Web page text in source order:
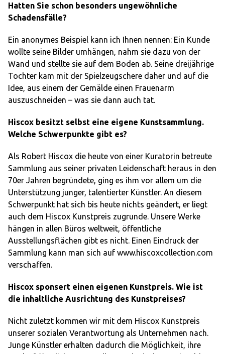
Hatten Sie schon besonders ungewöhnliche
Schadensfälle?
Ein anonymes Beispiel kann ich Ihnen nennen: Ein Kunde
wollte seine Bilder umhängen, nahm sie dazu von der
Wand und stellte sie auf dem Boden ab. Seine dreijährige
Tochter kam mit der Spielzeugschere daher und auf die
Idee, aus einem der Gemälde einen Frauenarm
auszuschneiden – was sie dann auch tat.
Hiscox besitzt selbst eine eigene Kunstsammlung.
Welche Schwerpunkte gibt es?
Als Robert Hiscox die heute von einer Kuratorin betreute
Sammlung aus seiner privaten Leidenschaft heraus in den
70er Jahren begründete, ging es ihm vor allem um die
Unterstützung junger, talentierter Künstler. An diesem
Schwerpunkt hat sich bis heute nichts geändert, er liegt
auch dem Hiscox Kunstpreis zugrunde. Unsere Werke
hängen in allen Büros weltweit, öffentliche
Ausstellungsflächen gibt es nicht. Einen Eindruck der
Sammlung kann man sich auf www.hiscoxcollection.com
verschaffen.
Hiscox sponsert einen eigenen Kunstpreis. Wie ist
die inhaltliche Ausrichtung des Kunstpreises?
Nicht zuletzt kommen wir mit dem Hiscox Kunstpreis
unserer sozialen Verantwortung als Unternehmen nach.
Junge Künstler erhalten dadurch die Möglichkeit, ihre